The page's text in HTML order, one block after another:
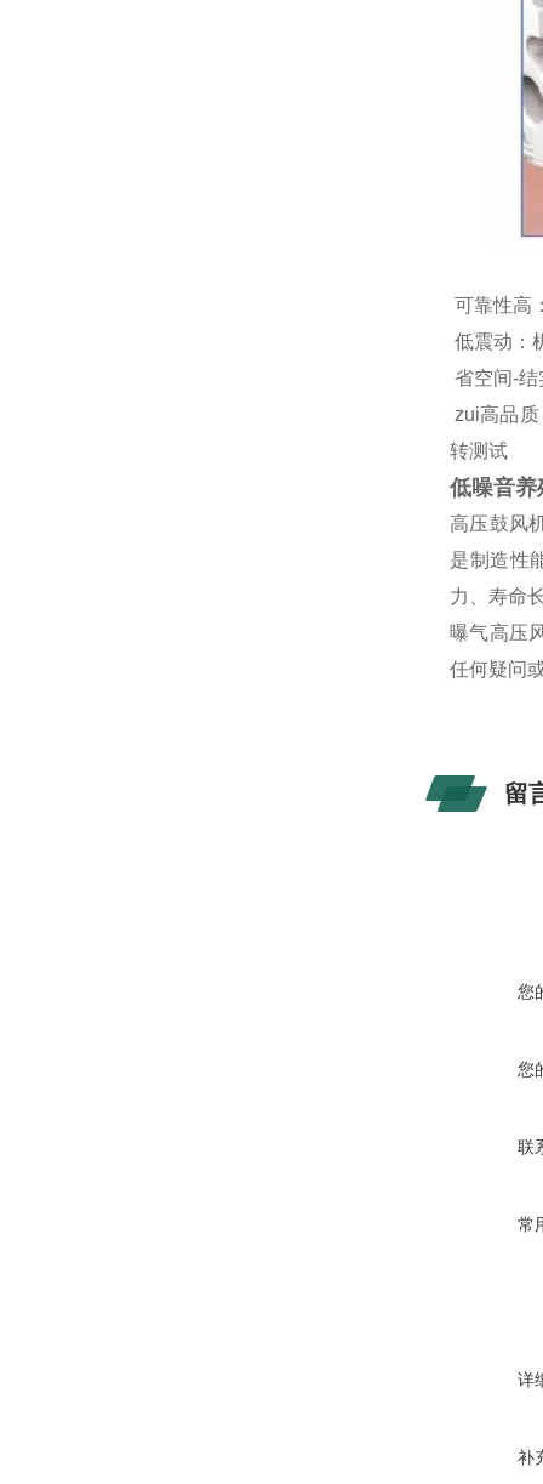
可靠性高
低震动：
省空间-
zui高品
转测试
低噪音养
高压鼓风
是制造性
力、寿命
曝气高压
任何疑问
留
您
您
联
常
详
补